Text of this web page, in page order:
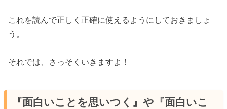
これを読んで正しく正確に使えるようにしておきましょ
う。
それでは、さっそくいきますよ！
『面白いことを思いつく』や『面白いこ